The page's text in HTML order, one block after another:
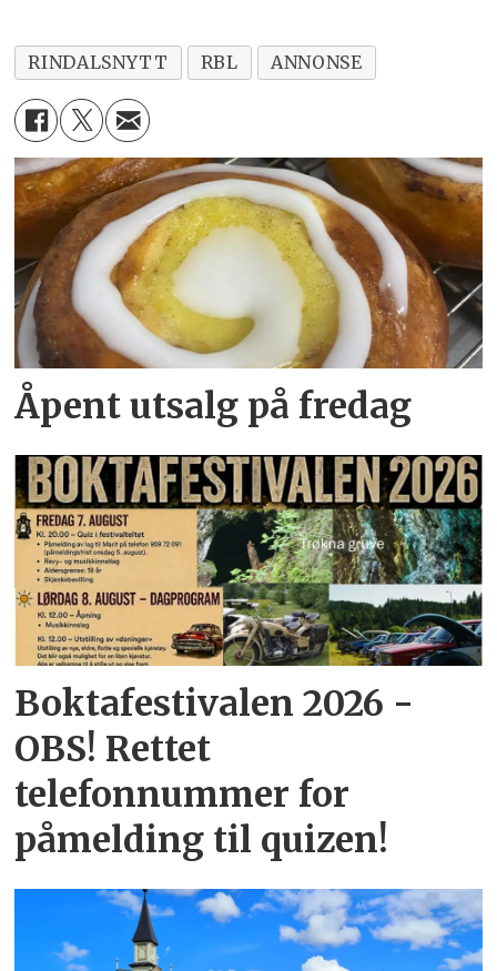
RINDALSNYTT RBL ANNONSE
Åpent utsalg på fredag
Boktafestivalen 2026 -
OBS! Rettet
telefonnummer for
påmelding til quizen!